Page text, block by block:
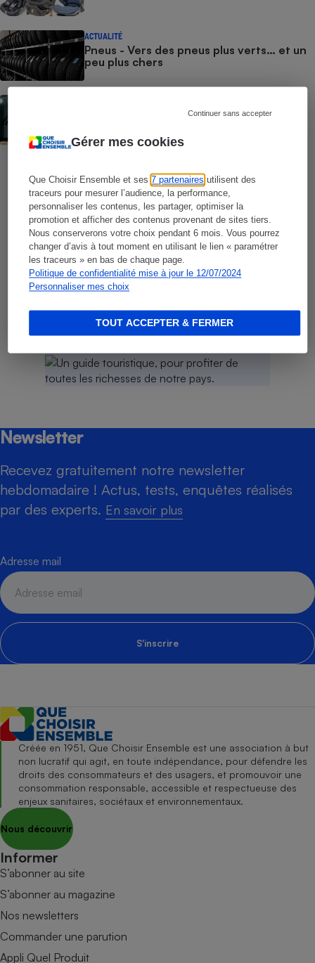
Gérer mes cookies
Que Choisir Ensemble et ses7 partenaires utilisent des
traceurs pour mesurer l’audience, la performance,
personnaliser les contenus, les partager, optimiser la
promotion et afficher des contenus provenant de sites tiers.
Nous conserverons votre choix pendant 6 mois. Vous pourrez
changer d’avis à tout moment en utilisant le lien « paramétrer
les traceurs » en bas de chaque page.
Politique de confidentialité mise à jour le 12/07/2024
Personnaliser mes choix
Continuer sans accepter
TOUT ACCEPTER & FERMER
ACTUALITÉ
Pneus - Vers des pneus plus verts… et un
peu plus chers
Siège auto - Des sièges auto dangereux
Vite !
Découvrez cet ouvrage
Un guide touristique,pour profiter de
toutes les richesses de notre pays.
Cliquez-ici
Newsletter
Recevez gratuitement notre newsletter
hebdomadaire ! Actus, tests, enquêtes réalisés
par des experts. En savoir plus
Adresse mail
S'inscrire
Créée en 1951, Que Choisir Ensemble est une association à but
non lucratif qui agit, en toute indépendance, pour défendre les
droits des consommateurs et des usagers, et promouvoir une
consommation responsable, accessible et respectueuse des
enjeux sanitaires, sociétaux et environnementaux.
Nous découvrir
Informer
S’abonner au site
S’abonner au magazine
Nos newsletters
Commander une parution
Appli Quel Produit